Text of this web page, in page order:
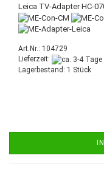
Leica TV-Adapter HC-
Art.Nr.: 104729
Lieferzeit:
Lagerbestand: 1 Stück